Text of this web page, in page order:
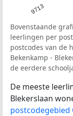
9713
Bovenstaande
leerlingen per
postcodes van de
Bekenkamp -
de eerdere
De meeste
Blekerslaan
postcodegebied